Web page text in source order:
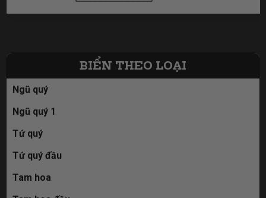
BIỂN THEO LOẠI
Ngũ quý
Ngũ quý 1
Tứ quý
Tứ quý đầu
Tam hoa